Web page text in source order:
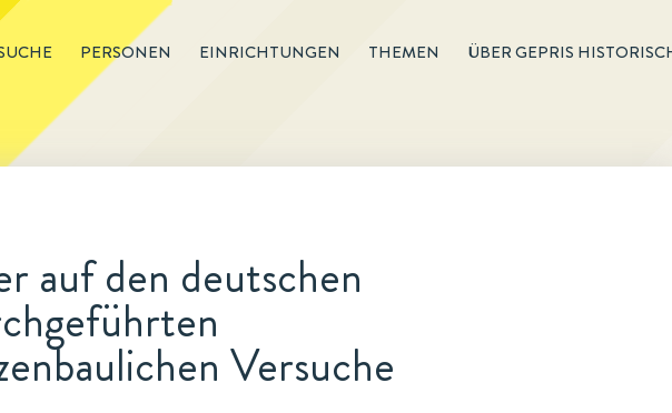
PERSONEN EINRICHTUNGEN THEMEN ÜBER GEPRIS
auf den deutschen
Versuche